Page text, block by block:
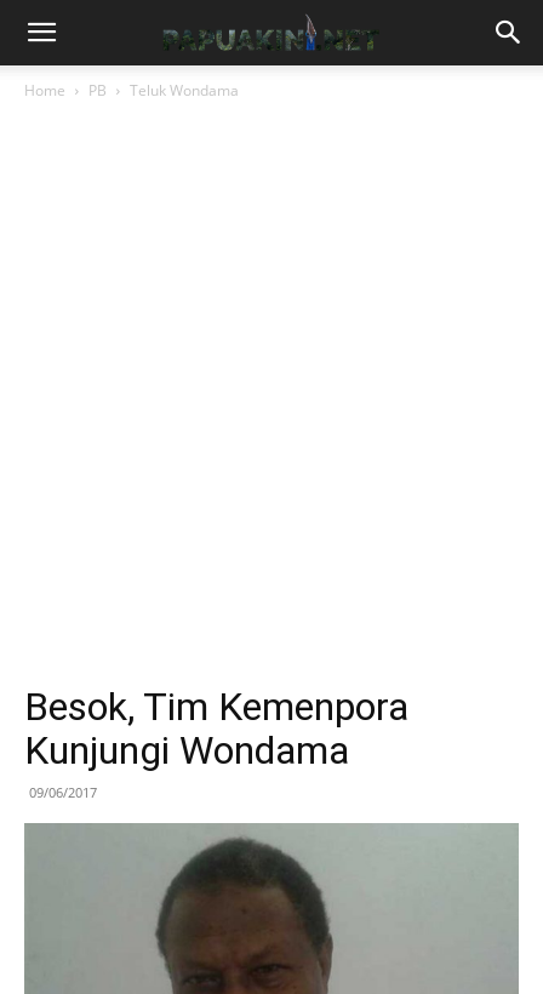
Home PB Teluk Wondama
Besok, Tim Kemenpora
Kunjungi Wondama
09/06/2017